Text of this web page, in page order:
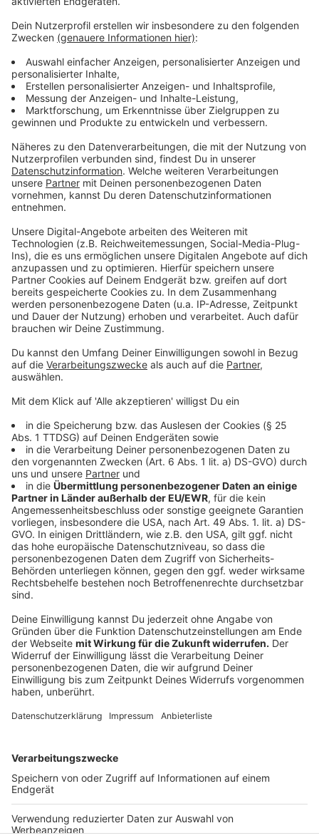
gestiegen sei. Außerdem habe sich unter den
Beschäftigten die Zufriedenheit erhöht. Befragte
Mitarbeiterinnen und Mitarbeiter hätten zudem davon
berichtet, dass sich ihre mentale und körperliche
Gesundheit verbessert habe. Nach der Einführung des
neuen Arbeitszeitmodells änderten viele Unternehmen
ihre Abläufe. Eine Maßnahme: Sie hatten weniger oder
kürzere interne Meetings.
Anzeige
Laut einer Studie der Universität Münster gibt es
bestimmte Vorteile, wenn Arbeitnehmer nur vier Tage
in der Woche arbeiten.
Anzeige
Wochenarbeitszeit reduzierte sich um knapp
vier Stunden
Anzeige
in die auch die Unternehmensberatung Intraprenör
eingebunden war, ist allerdings begrenzt, da die
teilnehmenden Organisationen nicht repräsentativ sind
für die deutsche Wirtschaft. Teilgenommen haben
unter anderem Kindergärten, Steuerberatungen und
Architekturbüros. Die Untersuchung betraf insgesamt
900 Menschen.
Die Unternehmen wählten unterschiedliche
Arbeitsmodelle, im Schnitt reduzierten sie die
Wochenarbeitszeit um knapp vier Stunden, also einen
halben Arbeitstag. Ein Drittel der teilnehmenden
Organisationen setzte auf eine echte Vier-Tage-
Woche, also 20 Prozent weniger Arbeitszeit bei
gleichbleibendem Gehalt.
Anzeige
Anzeige